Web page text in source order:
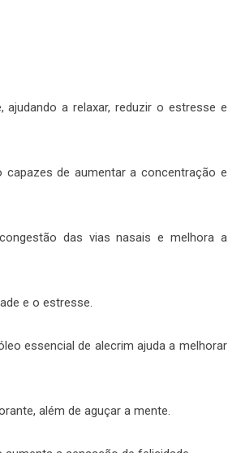
a relaxar, reduzir o estresse e
de aumentar a concentração e
das vias nasais e melhora a
e o estresse.
essencial de alecrim ajuda a melhorar
além de aguçar a mente.